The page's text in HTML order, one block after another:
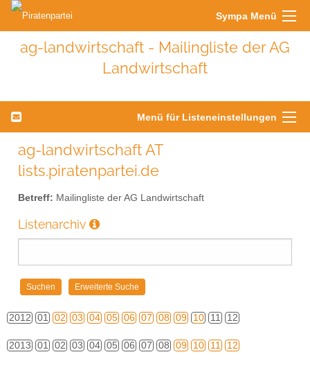
Sympa Menü
ag-landwirtschaft - Mailingliste der AG
Landwirtschaft
Menü für Listeneinstellungen
ag-landwirtschaft AT
lists.piratenpartei.de
Betreff: Mailingliste der AG Landwirtschaft
Listenarchiv
2012 01 02 03 04 05 06 07 08 09 10 11 12
2013 01 02 03 04 05 06 07 08 09 10 11 12